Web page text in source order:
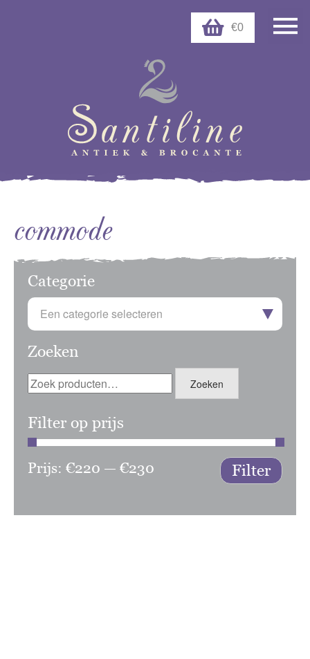
€0
commode
Categorie
Een categorie selecteren
Zoeken
Zoeken
naar:
Zoeken
Filter op prijs
Min.
Max.
Filter
Prijs: €220 — €230